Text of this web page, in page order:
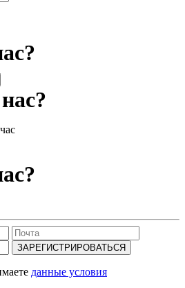
ЗАРЕГИСТРИРОВАТЬСЯ
данные условия